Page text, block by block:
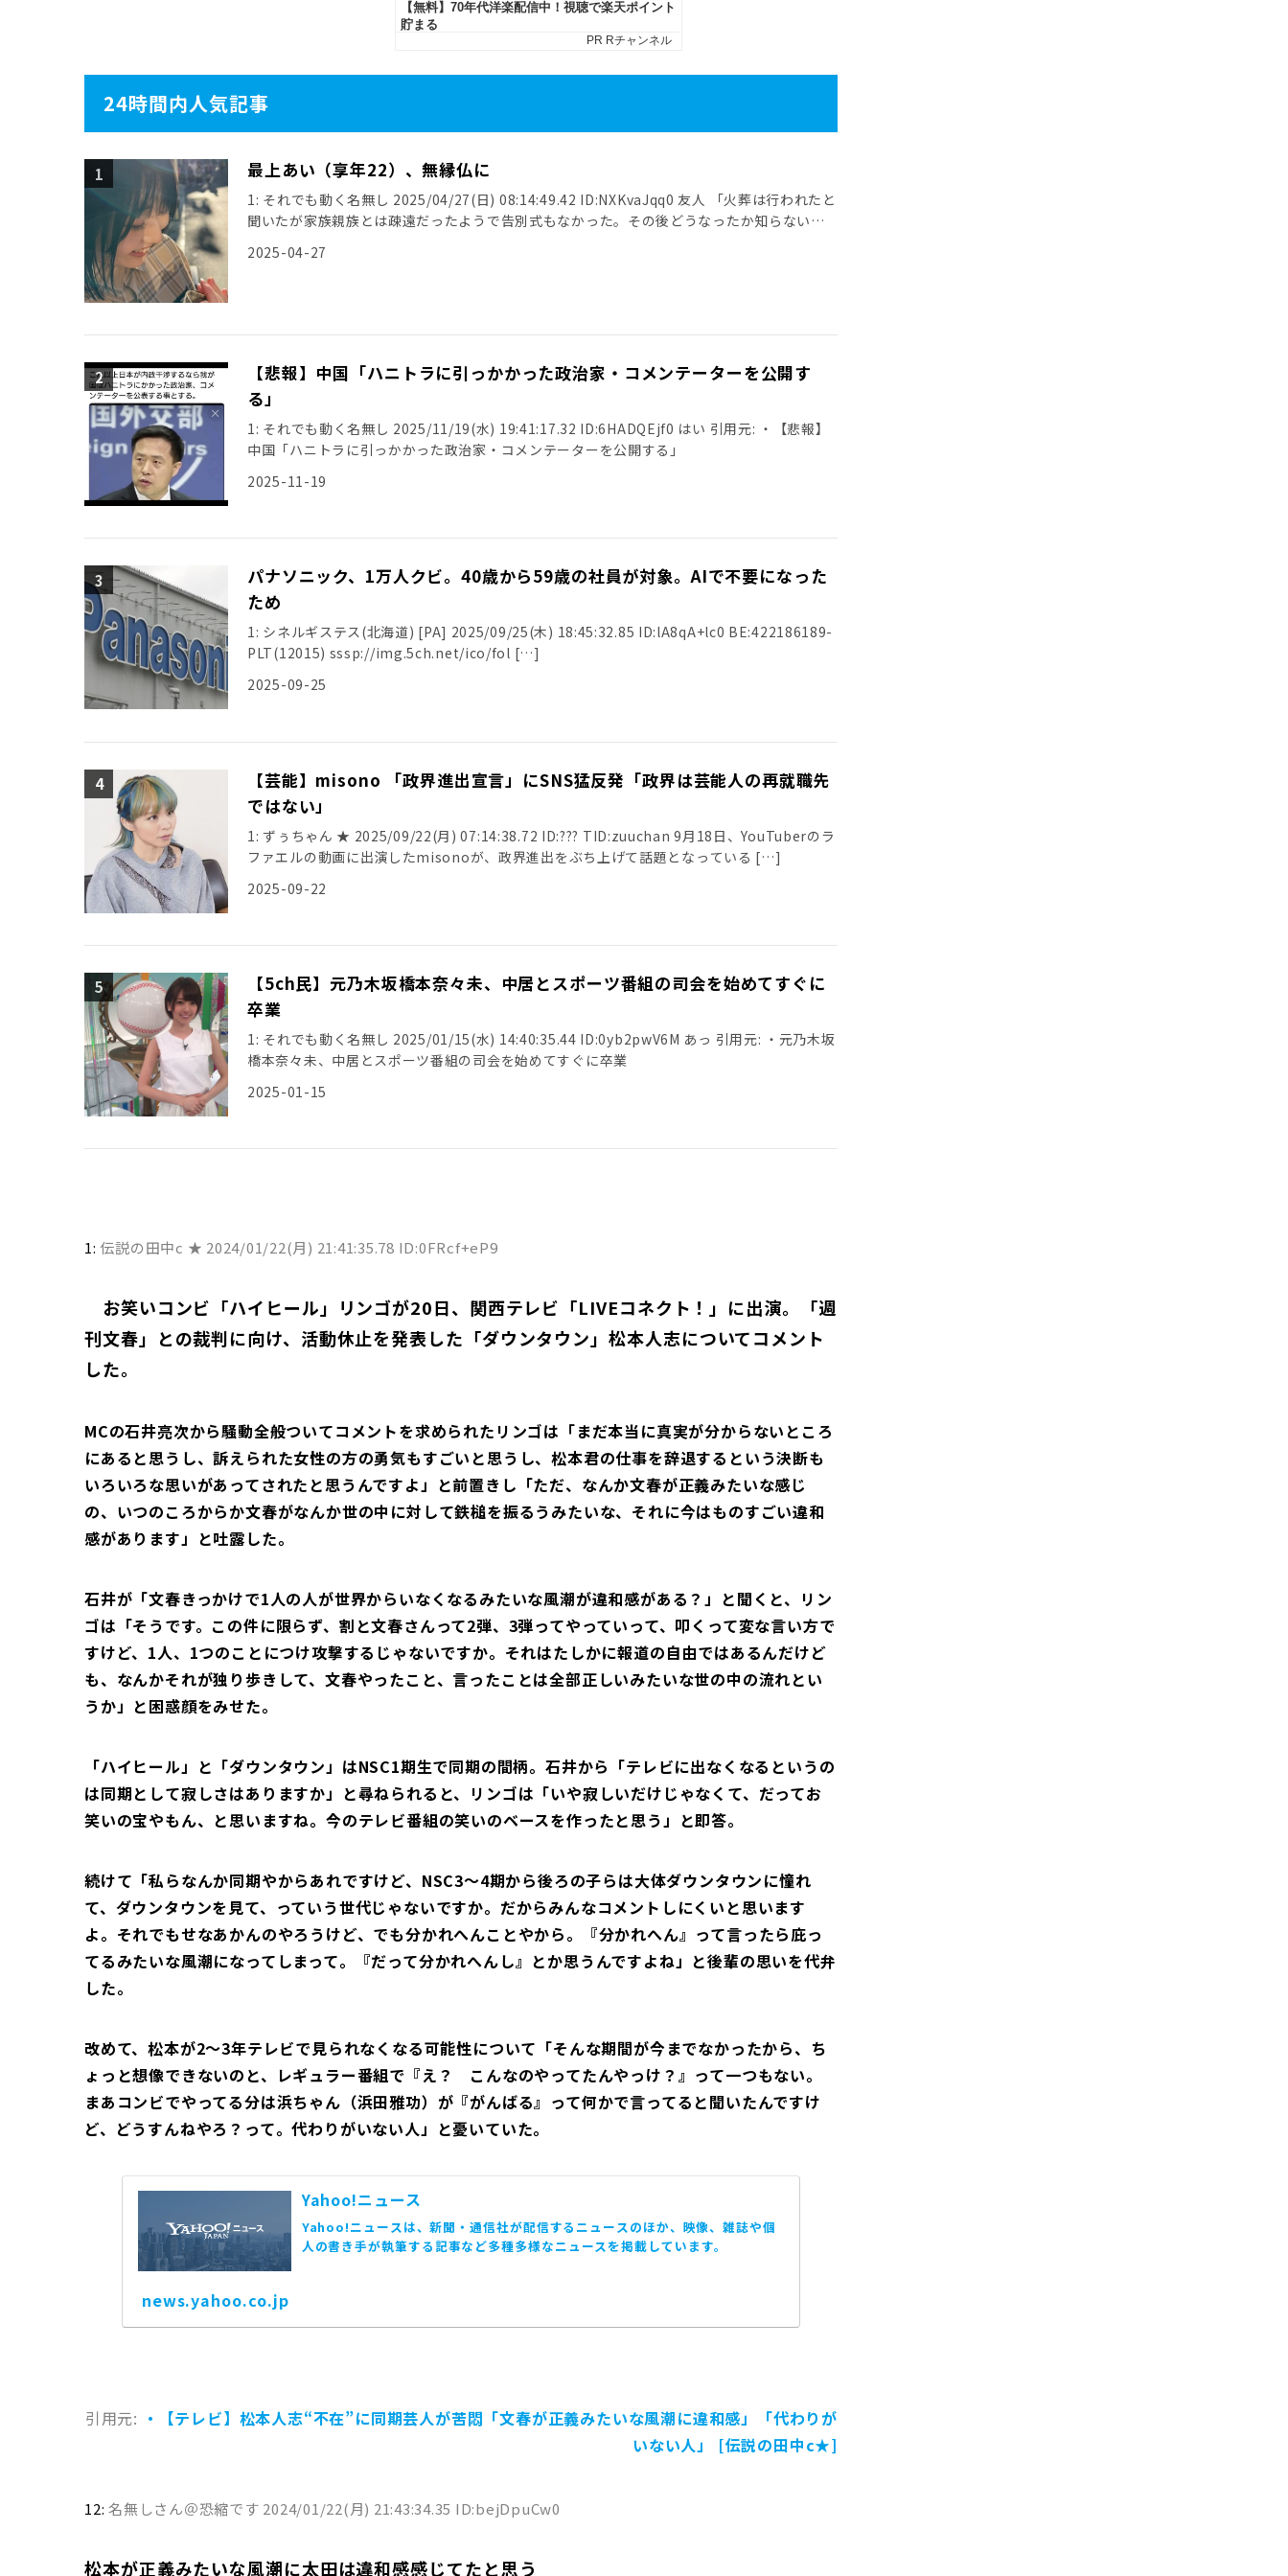
24時間内人気記事
最上あい（享年22）、無縁仏に
1: それでも動く名無し 2025/04/27(日) 08:14:49.42 ID:NXKvaJqq0 友人 「火葬は行われたと
聞いたが家族親族とは疎遠だったようで告別式もなかった。その後どうなったか知らない」
2025-04-27
【悲報】中国「ハニトラに引っかかった政治家・コメンテーターを公開す
る」
1: それでも動く名無し 2025/11/19(水) 19:41:17.32 ID:6HADQEjf0 はい 引用元: ・【悲報】
中国「ハニトラに引っかかった政治家・コメンテーターを公開する」
2025-11-19
パナソニック、1万人クビ。40歳から59歳の社員が対象。AIで不要になった
ため
1: シネルギステス(北海道) [PA] 2025/09/25(木) 18:45:32.85 ID:lA8qA+lc0 BE:422186189-
PLT(12015) sssp://img.5ch.net/ico/fol […]
2025-09-25
【芸能】misono 「政界進出宣言」にSNS猛反発「政界は芸能人の再就職先
ではない」
1: ずぅちゃん ★ 2025/09/22(月) 07:14:38.72 ID:??? TID:zuuchan 9月18日、YouTuberのラ
ファエルの動画に出演したmisonoが、政界進出をぶち上げて話題となっている […]
2025-09-22
【5ch民】元乃木坂橋本奈々未、中居とスポーツ番組の司会を始めてすぐに
卒業
1: それでも動く名無し 2025/01/15(水) 14:40:35.44 ID:0yb2pwV6M あっ 引用元: ・元乃木坂
橋本奈々未、中居とスポーツ番組の司会を始めてすぐに卒業
2025-01-15
1: 伝説の田中c ★ 2024/01/22(月) 21:41:35.78 ID:0FRcf+eP9
お笑いコンビ「ハイヒール」リンゴが20日、関西テレビ「LIVEコネクト！」に出演。「週
刊文春」との裁判に向け、活動休止を発表した「ダウンタウン」松本人志についてコメント
した。
MCの石井亮次から騒動全般ついてコメントを求められたリンゴは「まだ本当に真実が分からないところ
にあると思うし、訴えられた女性の方の勇気もすごいと思うし、松本君の仕事を辞退するという決断も
いろいろな思いがあってされたと思うんですよ」と前置きし「ただ、なんか文春が正義みたいな感じ
の、いつのころからか文春がなんか世の中に対して鉄槌を振るうみたいな、それに今はものすごい違和
感があります」と吐露した。
石井が「文春きっかけで1人の人が世界からいなくなるみたいな風潮が違和感がある？」と聞くと、リン
ゴは「そうです。この件に限らず、割と文春さんって2弾、3弾ってやっていって、叩くって変な言い方で
すけど、1人、1つのことにつけ攻撃するじゃないですか。それはたしかに報道の自由ではあるんだけど
も、なんかそれが独り歩きして、文春やったこと、言ったことは全部正しいみたいな世の中の流れとい
うか」と困惑顔をみせた。
「ハイヒール」と「ダウンタウン」はNSC1期生で同期の間柄。石井から「テレビに出なくなるというの
は同期として寂しさはありますか」と尋ねられると、リンゴは「いや寂しいだけじゃなくて、だってお
笑いの宝やもん、と思いますね。今のテレビ番組の笑いのベースを作ったと思う」と即答。
続けて「私らなんか同期やからあれですけど、NSC3～4期から後ろの子らは大体ダウンタウンに憧れ
て、ダウンタウンを見て、っていう世代じゃないですか。だからみんなコメントしにくいと思います
よ。それでもせなあかんのやろうけど、でも分かれへんことやから。『分かれへん』って言ったら庇っ
てるみたいな風潮になってしまって。『だって分かれへんし』とか思うんですよね」と後輩の思いを代弁
した。
改めて、松本が2～3年テレビで見られなくなる可能性について「そんな期間が今までなかったから、ち
ょっと想像できないのと、レギュラー番組で『え？ こんなのやってたんやっけ？』って一つもない。
まあコンビでやってる分は浜ちゃん（浜田雅功）が『がんばる』って何かで言ってると聞いたんですけ
ど、どうすんねやろ？って。代わりがいない人」と憂いていた。
Yahoo!ニュース
Yahoo!ニュースは、新聞・通信社が配信するニュースのほか、映像、雑誌や個
人の書き手が執筆する記事など多種多様なニュースを掲載しています。
news.yahoo.co.jp
引用元: ・【テレビ】松本人志“不在”に同期芸人が苦悶「文春が正義みたいな風潮に違和感」「代わりが
いない人」 [伝説の田中c★]
12: 名無しさん＠恐縮です 2024/01/22(月) 21:43:34.35 ID:bejDpuCw0
松本が正義みたいな風潮に太田は違和感感じてたと思う